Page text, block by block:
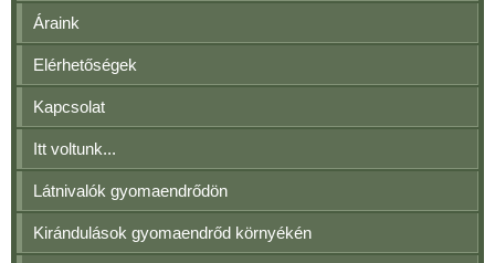
Áraink
Elérhetőségek
Kapcsolat
Itt voltunk...
Látnivalók gyomaendrődön
Kirándulások gyomaendrőd környékén